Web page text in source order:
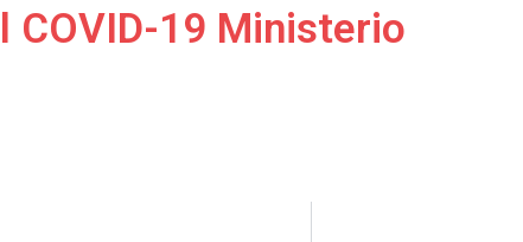
19 Ministerio